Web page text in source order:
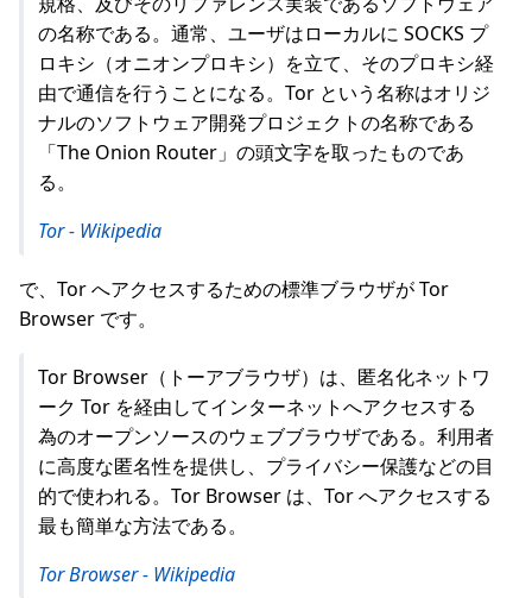
の名称である。通常、ユーザはローカルに SOCKS プ
ロキシ（オニオンプロキシ）を立て、そのプロキシ経
由で通信を行うことになる。Tor という名称はオリジ
ナルのソフトウェア開発プロジェクトの名称である
「The Onion Router」の頭文字を取ったものであ
る。
Tor - Wikipedia
で、Tor へアクセスするための標準ブラウザが Tor
Browser です。
Tor Browser（トーアブラウザ）は、匿名化ネットワ
ーク Tor を経由してインターネットへアクセスする
為のオープンソースのウェブブラウザである。利用者
に高度な匿名性を提供し、プライバシー保護などの目
的で使われる。Tor Browser は、Tor へアクセスする
最も簡単な方法である。
Tor Browser - Wikipedia